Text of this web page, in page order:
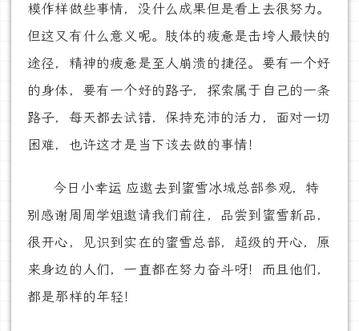
模作样做些事情，没什么成果但是看上去很努力。
但这又有什么意义呢。肢体的疲惫是击垮人最快的
途径，精神的疲惫是至人崩溃的捷径。要有一个好
的身体，要有一个好的路子，探索属于自己的一条
路子，每天都去试错，保持充沛的活力，面对一切
困难，也许这才是当下该去做的事情！
今日小幸运 应邀去到蜜雪冰城总部参观，特
别感谢周周学姐邀请我们前往，品尝到蜜雪新品，
很开心，见识到实在的蜜雪总部，超级的开心，原
来身边的人们，一直都在努力奋斗呀！而且他们，
都是那样的年轻！